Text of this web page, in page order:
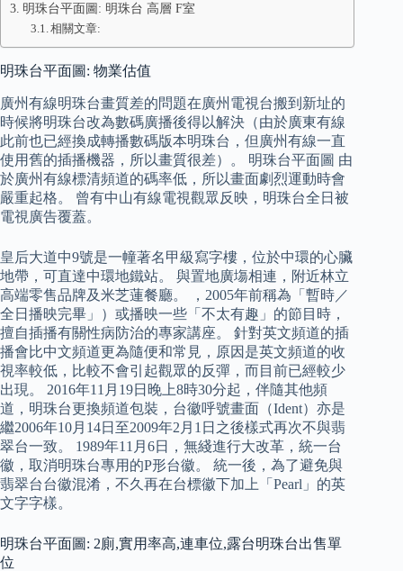
明珠台平面圖: 明珠台 高層 F室
相關文章:
明珠台平面圖: 物業估值
廣州有線明珠台畫質差的問題在廣州電視台搬到新址的
時候將明珠台改為數碼廣播後得以解決（由於廣東有線
此前也已經換成轉播數碼版本明珠台，但廣州有線一直
使用舊的插播機器，所以畫質很差）。 明珠台平面圖 由
於廣州有線標清頻道的碼率低，所以畫面劇烈運動時會
嚴重起格。 曾有中山有線電視觀眾反映，明珠台全日被
電視廣告覆蓋。
皇后大道中9號是一幢著名甲級寫字樓，位於中環的心臟
地帶，可直達中環地鐵站。 與置地廣塲相連，附近林立
高端零售品牌及米芝蓮餐廳。 ，2005年前稱為「暫時／
全日播映完畢」）或播映一些「不太有趣」的節目時，
擅自插播有關性病防治的專家講座。 針對英文頻道的插
播會比中文頻道更為隨便和常見，原因是英文頻道的收
視率較低，比較不會引起觀眾的反彈，而目前已經較少
出現。 2016年11月19日晚上8時30分起，伴隨其他頻
道，明珠台更換頻道包裝，台徽呼號畫面（Ident）亦是
繼2006年10月14日至2009年2月1日之後樣式再次不與翡
翠台一致。 1989年11月6日，無綫進行大改革，統一台
徽，取消明珠台專用的P形台徽。 統一後，為了避免與
翡翠台台徽混淆，不久再在台標徽下加上「Pearl」的英
文字字樣。
明珠台平面圖: 2廁,實用率高,連車位,露台明珠台出售單
位